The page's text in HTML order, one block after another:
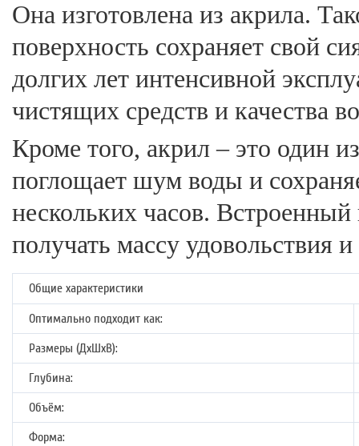
Она изготовлена из акрила.
поверхность сохраняет свой
долгих лет интенсивной
чистящих средств и качества
Кроме того, акрил – это один
поглощает шум воды и
нескольких часов.
получать массу удовольствия
Общие характеристики
Оптимально подходит как:
Размеры (ДхШхВ):
Глубина:
Объём:
Форма: